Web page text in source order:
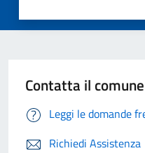
Contatta il comune
Leggi le domande
Richiedi Assistenza